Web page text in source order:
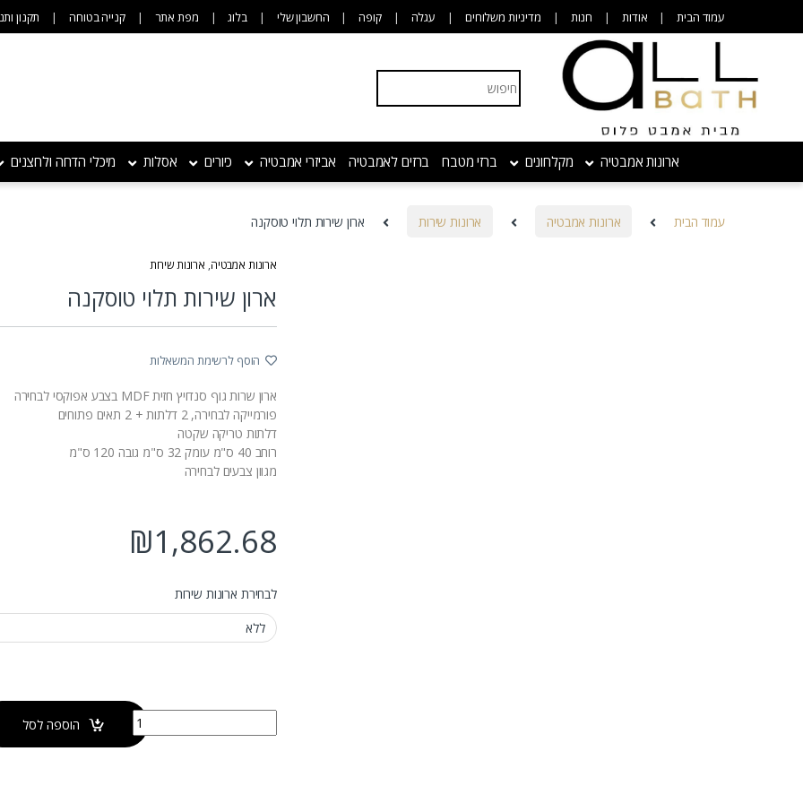
עמוד הבית אודות חנות מדיניות משלוחים עגלה קופה החשבון שלי בלוג מפת אתר קנייה בטוחה תקנון
Search for:
ארונות אמבטיה מקלחונים ברזי מטבח ברזים לאמבטיה אביזרי אמבטיה כיורים אסלות מיכלי הדחה ולחצנים
עמוד הבית ארונות אמבטיה ארונות שירות ארון שירות תלוי טוסקנה
ארונות אמבטיה, ארונות שירות
ארון שירות תלוי טוסקנה
הוסף לרשימת המשאלות
ארון שרות גוף סנדויץ חזית MDF בצבע אפוקסי לבחירה
פורמייקה לבחירה, 2 דלתות + 2 תאים פתוחים
דלתות טריקה שקטה
רוחב 40 ס"מ עומק 32 ס"מ גובה 120 ס"מ
מגוון צבעים לבחירה
₪1,862.68
לבחירת ארונות שירות
כמות של ארון שירות תלוי טוסקנה הוספה לסל